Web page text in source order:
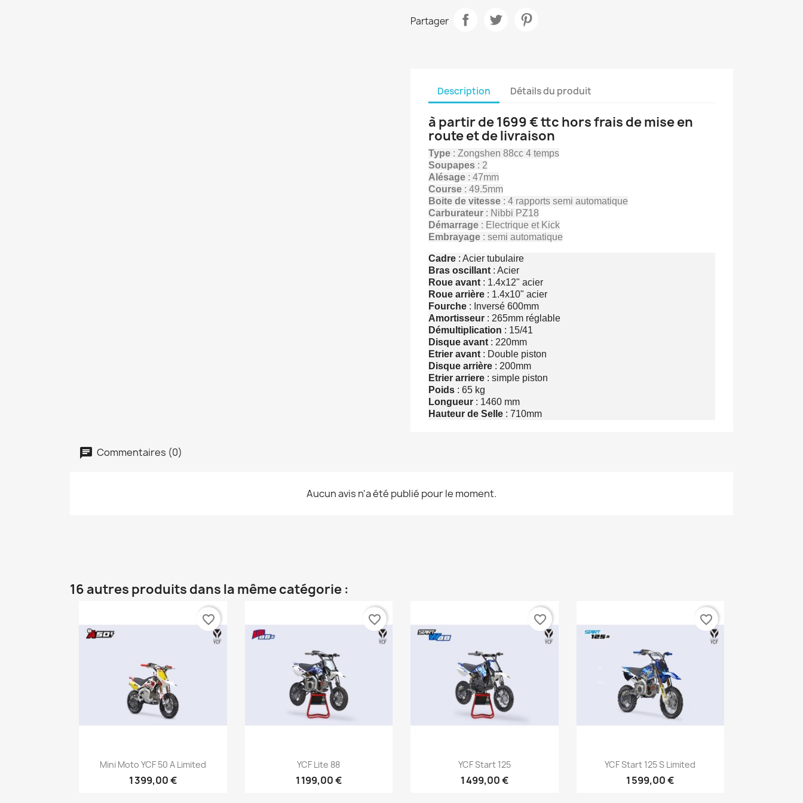
Partager
Description Détails du produit
à partir de 1699 € ttc hors frais de mise en
route et de livraison
Type : Zongshen 88cc 4 temps
Soupapes : 2
Alésage : 47mm
Course : 49.5mm
Boite de vitesse : 4 rapports semi automatique
Carburateur : Nibbi PZ18
Démarrage : Electrique et Kick
Embrayage : semi automatique
Cadre : Acier tubulaire
Bras oscillant : Acier
Roue avant : 1.4x12" acier
Roue arrière : 1.4x10" acier
Fourche : Inversé 600mm
Amortisseur : 265mm réglable
Démultiplication : 15/41
Disque avant : 220mm
Etrier avant : Double piston
Disque arrière : 200mm
Etrier arriere : simple piston
Poids : 65 kg
Longueur : 1460 mm
Hauteur de Selle : 710mm
Commentaires (0)
Aucun avis n'a été publié pour le moment.
16 autres produits dans la même catégorie :
Aperçu rapide
Mini Moto YCF 50 A Limited
1 399,00 €
favorite_border
Aperçu rapide
YCF Lite 88
1 199,00 €
favorite_border
Aperçu rapide
YCF Start 125
1 499,00 €
favorite_border
Aperçu rapide
YCF Start 125 S Limited
1 599,00 €
favorite_border